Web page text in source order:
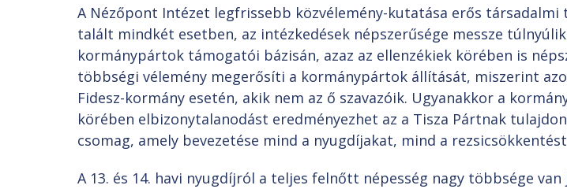
A Nézőpont Intézet legfrissebb közvélemény-kutatása erős
talált mindkét esetben, az intézkedések népszerűsége messze
kormánypártok támogatói bázisán, azaz az ellenzékiek körében is
többségi vélemény megerősíti a kormánypártok állítását, miszerint
Fidesz-kormány esetén, akik nem az ő szavazóik. Ugyanakkor a
körében elbizonytalanodást eredményezhet az a Tisza Pártnak
csomag, amely bevezetése mind a nyugdíjakat, mind a
A 13. és 14. havi nyugdíjról a teljes felnőtt népesség nagy többsége van